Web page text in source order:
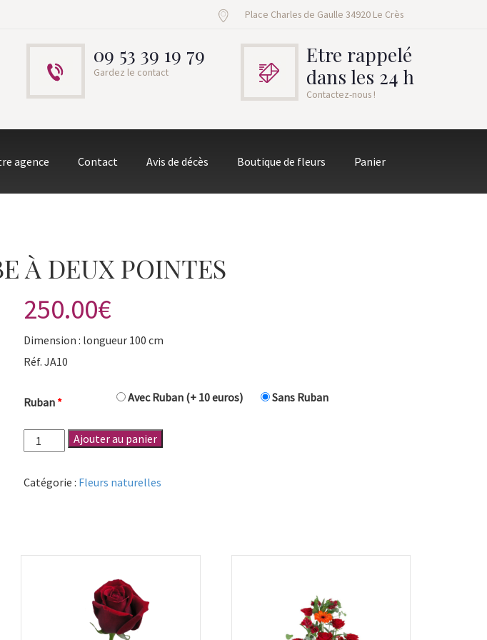
Place Charles de Gaulle 34920 Le Crès
Etre rappelé
dans les 24 h
Contactez-nous !
09 53 39 19 79
Gardez le contact
agence Contact Avis de décès Boutique de fleurs Panier
À DEUX POINTES
250.00€
Dimension : longueur 100 cm
Réf. JA10
Ruban * Avec Ruban (+ 10 euros) Sans Ruban
quantité
de
Devant
Ajouter au panier
Catégorie : Fleurs naturelles